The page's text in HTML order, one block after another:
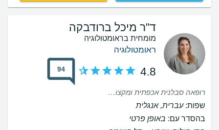
ד"ר מיכל ברודבקה
מומחית בראומטולוגיה
ראומטולוגיה
4.8
94
רופאה סבלנית אכפתית ומקצועית להפליא!
שפות:עברית, אנגלית
בהסדר עם: באופן פרטי